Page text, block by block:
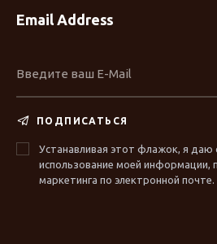
Email Address
ПОДПИСАТЬСЯ
Устанавливая этот флажок, я даю
использование моей информации,
маркетинга по электронной почте.